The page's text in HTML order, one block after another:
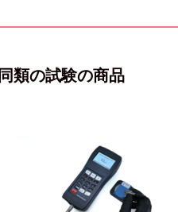
同類の試験の商品